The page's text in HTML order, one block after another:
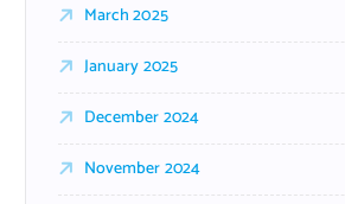
March 2025
January 2025
December 2024
November 2024